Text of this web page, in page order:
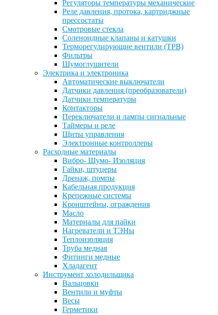
Регуляторы температуры механические
Реле давления, протока, картриджные
прессостаты
Смотровые стекла
Соленоидные клапаны и катушки
Терморегулирующие вентили (ТРВ)
Фильтры
Шумоглушители
Электрика и электроника
Автоматические выключатели
Датчики давления (преобразователи)
Датчики температуры
Контакторы
Переключатели и лампы сигнальные
Таймеры и реле
Щиты управления
Электронные контроллеры
Расходные материалы
Вибро- Шумо- Изоляция
Гайки, штуцеры
Дренаж, помпы
Кабельная продукция
Крепежные системы
Кронштейны, ограждения
Масло
Материалы для пайки
Нагреватели и ТЭНы
Теплоизоляция
Труба медная
Фитинги медные
Хладагент
Инструмент холодильщика
Вальцовки
Вентили и муфты
Весы
Герметики